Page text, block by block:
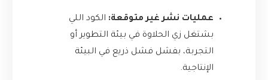
عمليات نشر غير متوقعة: الكود اللي
بشتغل زي الحلاوة في بيئة التطوير أو
التجربة، بفشل فشل ذريع في البيئة
الإنتاجية.